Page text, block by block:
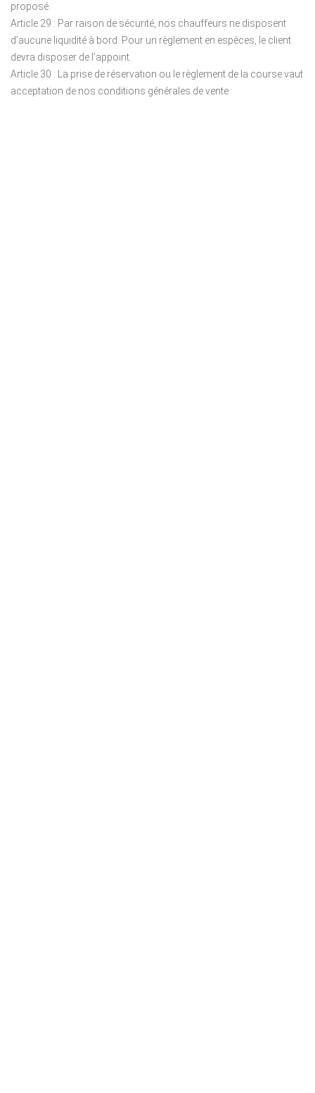
proposé.
Article 29 : Par raison de sécurité, nos chauffeurs ne disposent
d’aucune liquidité à bord. Pour un règlement en espèces, le client
devra disposer de l’appoint.
Article 30 : La prise de réservation ou le règlement de la course vaut
acceptation de nos conditions générales de vente.